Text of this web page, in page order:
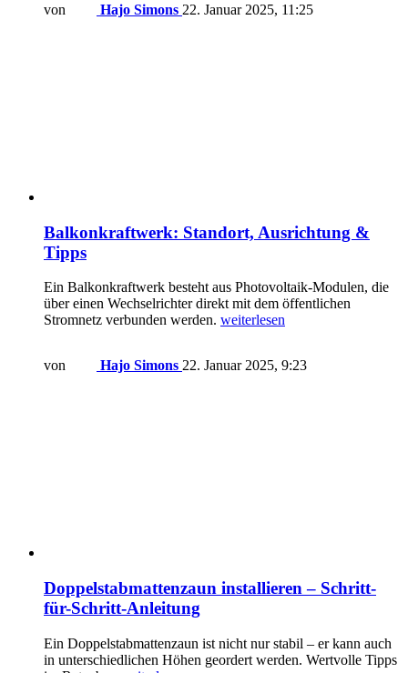
von Hajo Simons 22. Januar 2025, 11:25
Balkonkraftwerk: Standort, Ausrichtung &
Tipps
Ein Balkonkraftwerk besteht aus Photovoltaik-Modulen, die
über einen Wechselrichter direkt mit dem öffentlichen
Stromnetz verbunden werden. weiterlesen
von Hajo Simons 22. Januar 2025, 9:23
Doppelstabmattenzaun installieren – Schritt-
für-Schritt-Anleitung
Ein Doppelstabmattenzaun ist nicht nur stabil – er kann auch
in unterschiedlichen Höhen geordert werden. Wertvolle Tipps